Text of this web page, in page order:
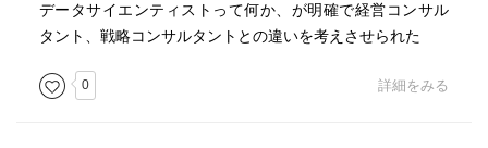
データサイエンティストって何か、が明確で経営コンサル
タント、戦略コンサルタントとの違いを考えさせられた
0 詳細をみる